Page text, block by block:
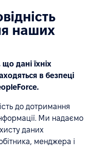
наших
дані їхніх
в безпеці
до дотримання
Ми надаємо
даних
менджера і